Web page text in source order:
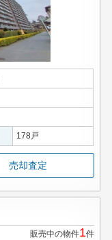
178戸
売却査定
販売中の物件1件